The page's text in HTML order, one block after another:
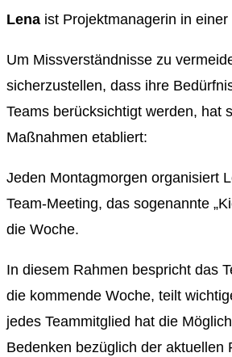
Lena ist Projektmanagerin in
Um Missverständnisse zu
sicherzustellen, dass ihre
Teams berücksichtigt werden, hat
Maßnahmen etabliert:
Jeden Montagmorgen organisiert
Team-Meeting, das sogenannte
die Woche.
In diesem Rahmen bespricht das
die kommende Woche, teilt
jedes Teammitglied hat die
Bedenken bezüglich der aktuellen